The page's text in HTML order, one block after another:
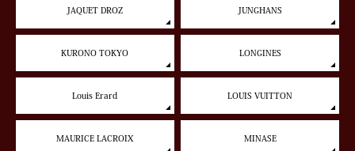
JAQUET DROZ JUNGHANS
KURONO TOKYO LONGINES
Louis Erard LOUIS VUITTON
MAURICE LACROIX MINASE